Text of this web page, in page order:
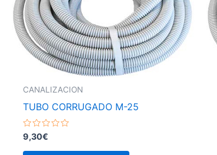
CANALIZACION
TUBO CORRUGADO M-25
Valorado
con
0
9,30€